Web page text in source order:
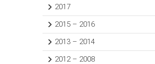
2017
2015 – 2016
2013 – 2014
2012 – 2008